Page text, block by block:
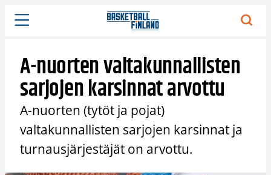
Siirry
sisältöön
A-nuorten valtakunnallisten
sarjojen karsinnat arvottu
A-nuorten (tytöt ja pojat)
valtakunnallisten sarjojen karsinnat ja
turnausjärjestäjät on arvottu.